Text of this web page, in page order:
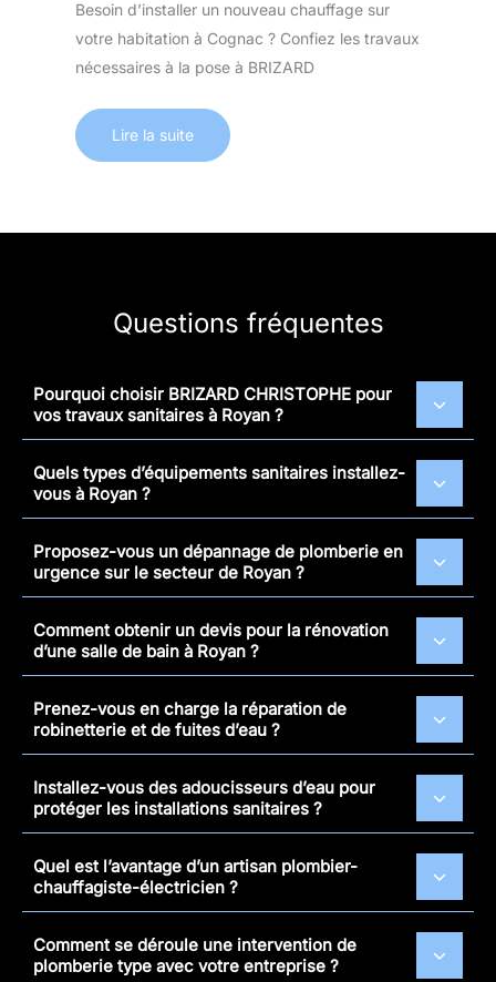
Besoin d’installer un nouveau chauffage sur
votre habitation à Cognac ? Confiez les travaux
nécessaires à la pose à BRIZARD
Lire la suite
Questions fréquentes
Pourquoi choisir BRIZARD CHRISTOPHE pour
vos travaux sanitaires à Royan ?
Quels types d’équipements sanitaires installez-
vous à Royan ?
Proposez-vous un dépannage de plomberie en
urgence sur le secteur de Royan ?
Comment obtenir un devis pour la rénovation
d’une salle de bain à Royan ?
Prenez-vous en charge la réparation de
robinetterie et de fuites d’eau ?
Installez-vous des adoucisseurs d’eau pour
protéger les installations sanitaires ?
Quel est l’avantage d’un artisan plombier-
chauffagiste-électricien ?
Comment se déroule une intervention de
plomberie type avec votre entreprise ?